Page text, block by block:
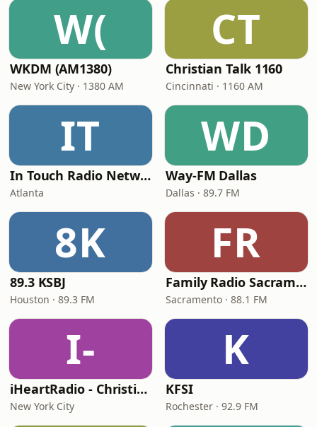
W(
WKDM (AM1380)
New York City · 1380 AM
CT
Christian Talk 1160
Cincinnati · 1160 AM
IT
In Touch Radio Network
Atlanta
WD
Way-FM Dallas
Dallas · 89.7 FM
8K
89.3 KSBJ
Houston · 89.3 FM
FR
Family Radio Sacramento (KEBR)
Sacramento · 88.1 FM
I-
iHeartRadio - Christian Top 20
New York City
K
KFSI
Rochester · 92.9 FM